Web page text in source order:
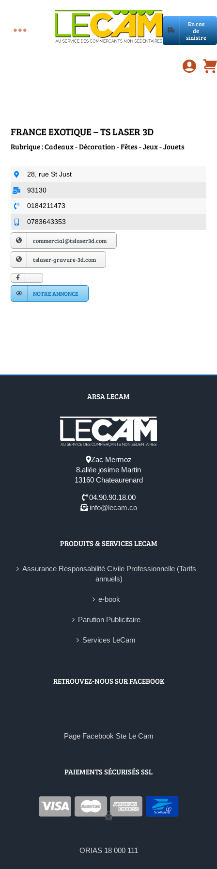
En cas
de
sinistre
Toggle
E-book
Petites annonces
Annuaire Fournisseurs
Actualités
Contact
FRANCE EXOTIQUE – TS LASER 3D
Rubrique : Cadeaux - Décoration - Fêtes - Jeux - Jouets
28, rue St Just
93130
0184211473
0783643353
commercial@tslaser3d.com
tslaser-gravure-3d.com
NOTRE ANNONCE
ARSA LECAM
Zac Mermoz
8.allée josime Martin
13160 Chateaurenard
04.90.90.18.00
info@lecam.co
PRODUITS & SERVICES LECAM
Assurance Responsabilité Civile Professionnelle (Tarifs
annuels)
e-book
Parution Publicitaire
Services LeCam
RETROUVEZ-NOUS SUR FACEBOOK
Page Facebook Ste Le Cam
PAIEMENTS SÉCURISÉS SSL
ORIAS 18 000 111